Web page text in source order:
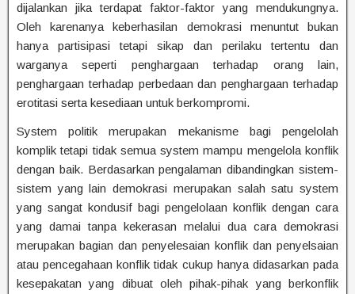
dijalankan jika terdapat faktor-faktor yang mendukungnya.
Oleh karenanya keberhasilan demokrasi menuntut bukan
hanya partisipasi tetapi sikap dan perilaku tertentu dan
warganya seperti penghargaan terhadap orang lain,
penghargaan terhadap perbedaan dan penghargaan terhadap
erotitasi serta kesediaan untuk berkompromi.
System politik merupakan mekanisme bagi pengelolah
komplik tetapi tidak semua system mampu mengelola konflik
dengan baik. Berdasarkan pengalaman dibandingkan sistem-
sistem yang lain demokrasi merupakan salah satu system
yang sangat kondusif bagi pengelolaan konflik dengan cara
yang damai tanpa kekerasan melalui dua cara demokrasi
merupakan bagian dan penyelesaian konflik dan penyelsaian
atau pencegahaan konflik tidak cukup hanya didasarkan pada
kesepakatan yang dibuat oleh pihak-pihak yang berkonflik